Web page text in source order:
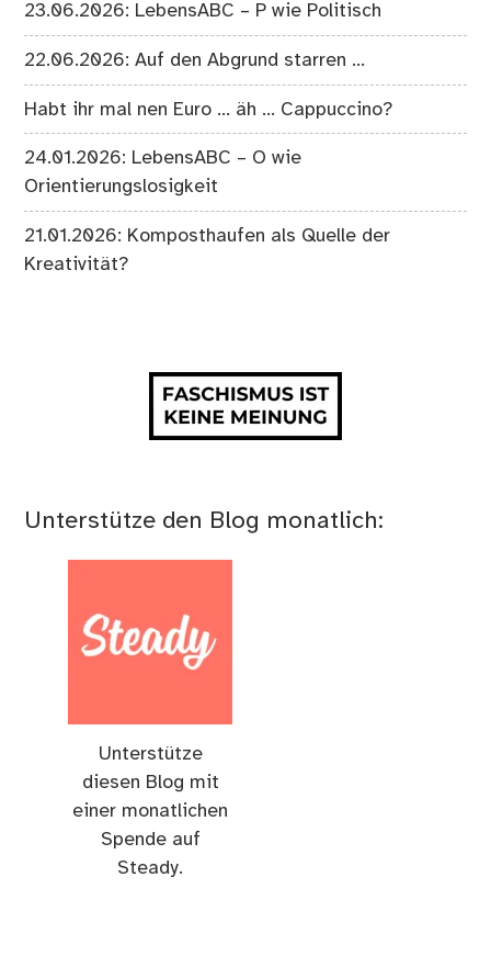
23.06.2026: LebensABC – P wie Politisch
22.06.2026: Auf den Abgrund starren …
Habt ihr mal nen Euro … äh … Cappuccino?
24.01.2026: LebensABC – O wie
Orientierungslosigkeit
21.01.2026: Komposthaufen als Quelle der
Kreativität?
Unterstütze den Blog monatlich:
Unterstütze
diesen Blog mit
einer monatlichen
Spende auf
Steady.